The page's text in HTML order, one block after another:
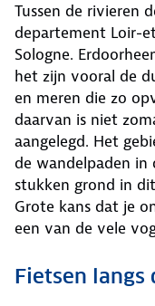
Tussen de rivieren
departement Loir-
Sologne.
het zijn vooral de
en meren die zo
daarvan is niet
aangelegd. Het
de wandelpaden in
stukken grond in
Grote kans dat je
een van de vele
Fietsen langs